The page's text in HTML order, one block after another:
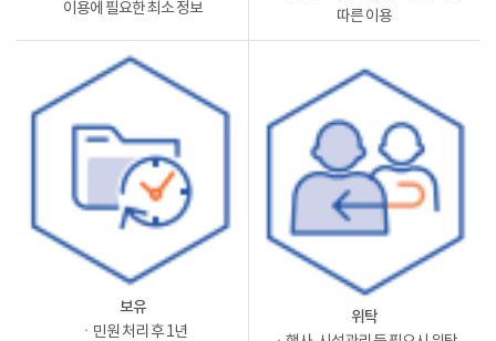
이용에 필요한 최소 정보
따른 이용
보유
ㆍ민원 처리 후 1년
위탁